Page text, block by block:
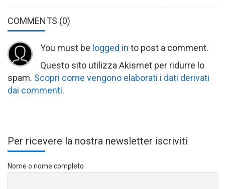
COMMENTS (0)
You must be logged in to post a comment.
Questo sito utilizza Akismet per ridurre lo
spam. Scopri come vengono elaborati i dati derivati
dai commenti.
Per ricevere la nostra newsletter iscriviti
Nome o nome completo